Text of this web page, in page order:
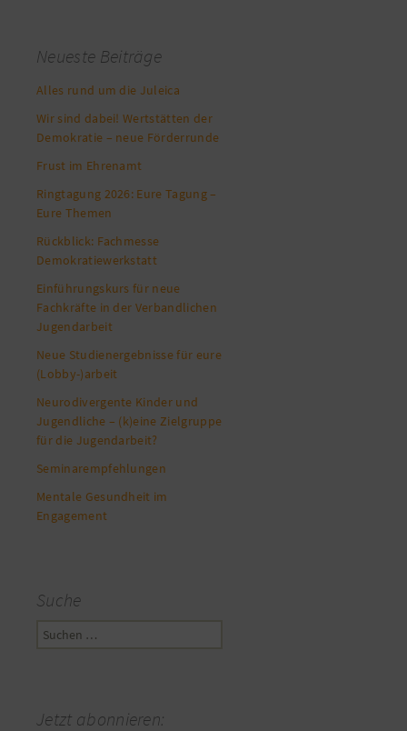
Neueste Beiträge
Alles rund um die Juleica
Wir sind dabei! Wertstätten der
Demokratie – neue Förderrunde
Frust im Ehrenamt
Ringtagung 2026: Eure Tagung –
Eure Themen
Rückblick: Fachmesse
Demokratiewerkstatt
Einführungskurs für neue
Fachkräfte in der Verbandlichen
Jugendarbeit
Neue Studienergebnisse für eure
(Lobby-)arbeit
Neurodivergente Kinder und
Jugendliche – (k)eine Zielgruppe
für die Jugendarbeit?
Seminarempfehlungen
Mentale Gesundheit im
Engagement
Suche
Suchen
Jetzt abonnieren: